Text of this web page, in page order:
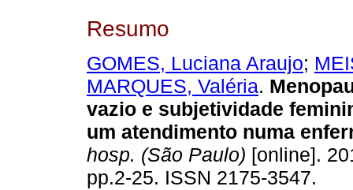
Resumo
GOMES, Luciana Araujo;
MARQUES, Valéria.
vazio e subjetividade
um atendimento numa
hosp. (São Paulo) [online].
pp.2-25. ISSN 2175-3547.